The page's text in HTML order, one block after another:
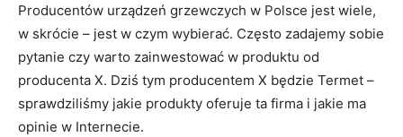
Producentów urządzeń grzewczych w Polsce jest wiele,
w skrócie – jest w czym wybierać. Często zadajemy sobie
pytanie czy warto zainwestować w produktu od
producenta X. Dziś tym producentem X będzie Termet –
sprawdziliśmy jakie produkty oferuje ta firma i jakie ma
opinie w Internecie.